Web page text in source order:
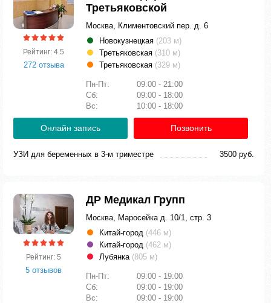
Рейтинг: 4.5
272 отзыва
Третьяковской
Москва, Климентовский пер. д. 6
Новокузнецкая (203 м)
Третьяковская (310 м)
Третьяковская (329 м)
Пн-Пт:
09:00 - 21:00
Сб:
09:00 - 18:00
Вс:
10:00 - 18:00
Онлайн запись Позвонить
УЗИ для беременных в 3-м триместре 3500 руб.
Рейтинг: 5
5 отзывов
ДР Медикал Групп
Москва, Маросейка д. 10/1, стр. 3
Китай-город (446 м)
Китай-город (462 м)
Лубянка (805 м)
Пн-Пт:
09:00 - 19:00
Сб:
09:00 - 19:00
Вс:
09:00 - 19:00